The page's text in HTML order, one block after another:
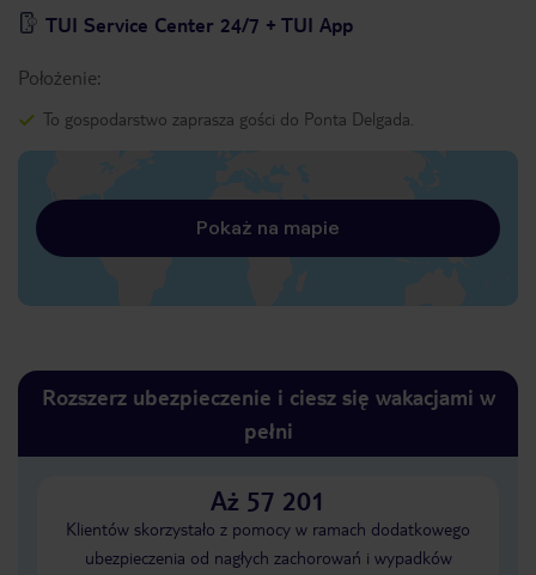
TUI Service Center 24/7 + TUI App
Położenie:
To gospodarstwo zaprasza gości do Ponta Delgada.
Pokaż na mapie
Rozszerz ubezpieczenie i ciesz się wakacjami w
pełni
Aż 57 201
Klientów skorzystało z pomocy w ramach dodatkowego
ubezpieczenia od nagłych zachorowań i wypadków